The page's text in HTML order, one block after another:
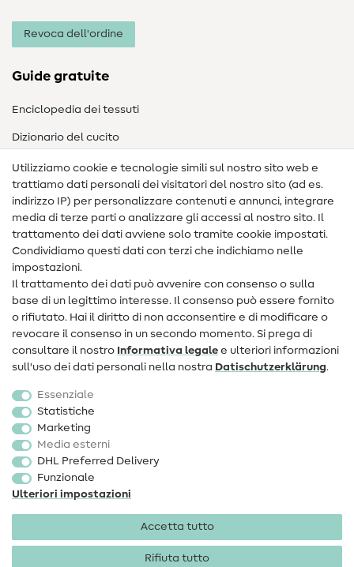
Revoca dell'ordine
Guide gratuite
Enciclopedia dei tessuti
Dizionario del cucito
Nähanleitungen
Assistenza e contatto
Contatto
Informazioni sul nuovo proprietario
FAQ
Diritto di recesso
Popolare
Accessori cucito
Sale
Utilizziamo cookie e tecnologie simili sul nostro sito web e
trattiamo dati personali dei visitatori del nostro sito (ad es.
indirizzo IP) per personalizzare contenuti e annunci, integrare
media di terze parti o analizzare gli accessi al nostro sito. Il
trattamento dei dati avviene solo tramite cookie impostati.
Condividiamo questi dati con terzi che indichiamo nelle
impostazioni.
Il trattamento dei dati può avvenire con consenso o sulla
base di un legittimo interesse. Il consenso può essere fornito
o rifiutato. Hai il diritto di non acconsentire e di modificare o
revocare il consenso in un secondo momento. Si prega di
consultare il nostro Informativa legale e ulteriori informazioni
sull'uso dei dati personali nella nostra Dati­schutz­erklärung.
Essenziale
Statistiche
Marketing
Media esterni
DHL Preferred Delivery
Funzionale
Ulteriori impostazioni
Accetta tutto
Rifiuta tutto
Informazioni legali Privacy
Condizioni generali